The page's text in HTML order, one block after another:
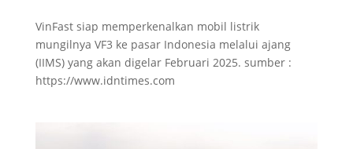
VinFast siap memperkenalkan mobil listrik
mungilnya VF3 ke pasar Indonesia melalui ajang
(IIMS) yang akan digelar Februari 2025. sumber :
https://www.idntimes.com